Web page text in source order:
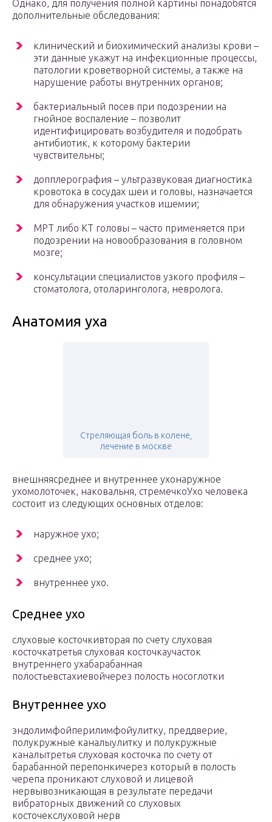
Однако, для получения полной картины понадобятся
дополнительные обследования:
клинический и биохимический анализы крови –
эти данные укажут на инфекционные процессы,
патологии кроветворной системы, а также на
нарушение работы внутренних органов;
бактериальный посев при подозрении на
гнойное воспаление – позволит
идентифицировать возбудителя и подобрать
антибиотик, к которому бактерии
чувствительны;
допплерография – ультразвуковая диагностика
кровотока в сосудах шеи и головы, назначается
для обнаружения участков ишемии;
МРТ либо КТ головы – часто применяется при
подозрении на новообразования в головном
мозге;
консультации специалистов узкого профиля –
стоматолога, отоларинголога, невролога.
Анатомия уха
Стреляющая боль в колене,
лечение в москве
внешняясреднее и внутреннее ухонаружное
ухомолоточек, наковальня, стремечкоУхо человека
состоит из следующих основных отделов:
наружное ухо;
среднее ухо;
внутреннее ухо.
Среднее ухо
слуховые косточкивторая по счету слуховая
косточкатретья слуховая косточкаучасток
внутреннего ухабарабанная
полостьевстахиевойчерез полость носоглотки
Внутреннее ухо
эндолимфойперилимфойулитку, преддверие,
полукружные каналыулитку и полукружные
каналытретья слуховая косточка по счету от
барабанной перепонкичерез который в полость
черепа проникают слуховой и лицевой
нервывозникающая в результате передачи
вибраторных движений со слуховых
косточекслуховой нерв